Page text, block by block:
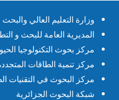
وزارة التعليم العالي
المديرية العامة للبحث و
مركز بحوث التكنولوجيا
مركز تنمية الطاقات
مركز البحوث في التقنيات
شبكة البحوث الجزائرية